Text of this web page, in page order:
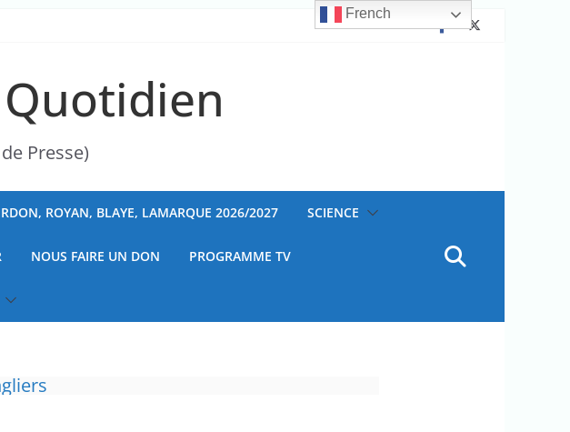
Presse)
ROYAN, BLAYE, LAMARQUE 2026/2027 SCIENCE
NOUS FAIRE UN DON PROGRAMME TV
French